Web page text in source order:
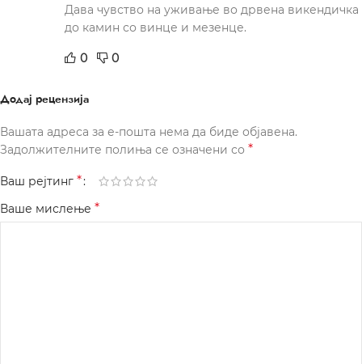
Дава чувство на уживање во дрвена викендичка
до камин со винце и мезенце.
0 0
Додај рецензија
Вашата адреса за е-пошта нема да биде објавена.
Задолжителните полиња се означени со *
Ваш рејтинг *
Ваше мислење *